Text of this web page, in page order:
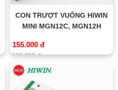
CON TRƯỢT VUÔNG HIWIN
MINI MGN12C, MGN12H
155.000 đ
198.000 đ